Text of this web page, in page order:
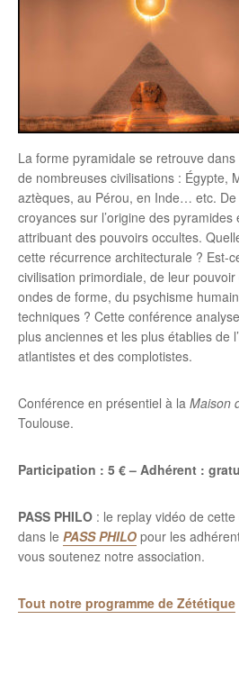
La forme pyramidale se retrouve dans
de nombreuses civilisations : Égypte,
aztèques, au Pérou, en Inde… etc.
croyances sur l’origine des
attribuant des pouvoirs occultes.
cette récurrence architecturale ? Est-
civilisation primordiale, de leur
ondes de forme, du psychisme
techniques ? Cette conférence
plus anciennes et les plus établies de
atlantistes et des complotistes.
Conférence en présentiel à la Maison
Toulouse.
Participation : 5 € – Adhérent :
PASS PHILO : le replay vidéo de
dans le PASS PHILO pour les
vous soutenez notre association.
Tout notre programme de Zététique